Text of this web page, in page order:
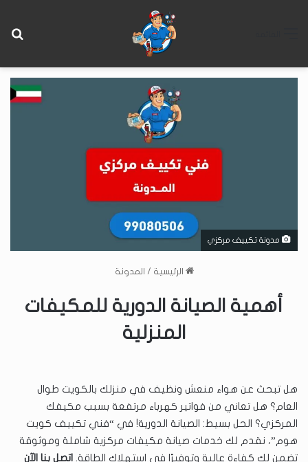
مدونة تكييف مركزي
الرئيسية / المدونة
أهمية الصيانة الدورية للمكيفات
المنزلية
هل تبحث عن هواء منعش ونظيف في منزلك بالكويت طوال
العام؟ هل تعاني من فواتير كهرباء مرتفعة بسبب مكيفك
المركزي؟ الحل بسيط: الصيانة الدورية! في “فني تكييف كويت
هوم”، نقدم لك خدمات صيانة مكيفات مركزية شاملة وموثوقة
تضمن لك كفاءة عالية وتوفيرًا في استهلاك الطاقة. اتصل بنا الآن